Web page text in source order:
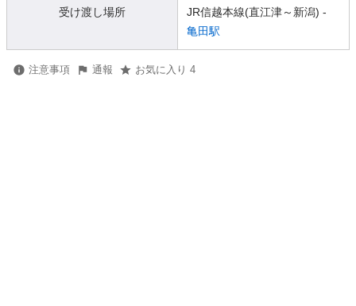
受け渡し場所
JR信越本線(直江津～新潟) -
亀田駅
注意事項 通報 お気に入り 4